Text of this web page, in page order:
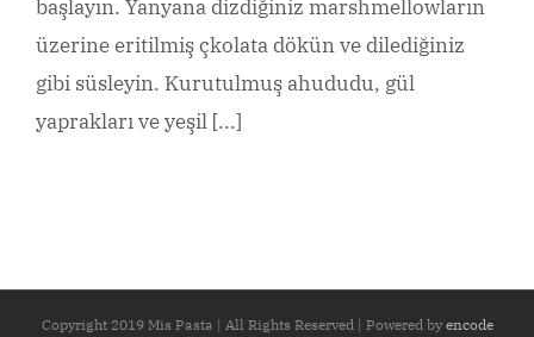
başlayın. Yanyana dizdiğiniz marshmellowların
üzerine eritilmiş çkolata dökün ve dilediğiniz
gibi süsleyin. Kurutulmuş ahududu, gül
yaprakları ve yeşil [...]
Copyright 2019 Mis Pasta | All Rights Reserved | Powered byencode